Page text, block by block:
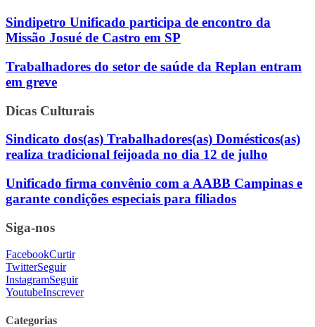
Sindipetro Unificado participa de encontro da
Missão Josué de Castro em SP
Trabalhadores do setor de saúde da Replan entram
em greve
Dicas Culturais
Sindicato dos(as) Trabalhadores(as) Domésticos(as)
realiza tradicional feijoada no dia 12 de julho
Unificado firma convênio com a AABB Campinas e
garante condições especiais para filiados
Siga-nos
FacebookCurtir
TwitterSeguir
InstagramSeguir
YoutubeInscrever
Categorias